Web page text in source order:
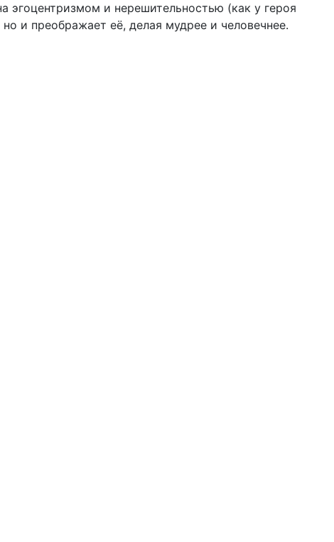
эгоцентризмом и нерешительностью (как у героя
и преображает её, делая мудрее и человечнее.